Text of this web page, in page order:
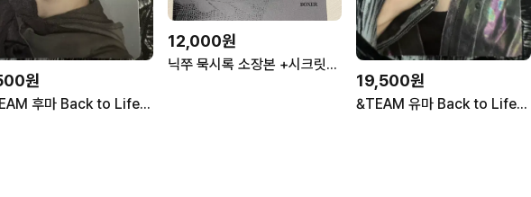
원
&TEAM 후마 Back to Life STUDIO CHOOM GIFT
12,000원
닉쭈 묵시록 소장본 +시크릿특전
19,500원
&TEAM 유마 Back to Life YouTube Gift